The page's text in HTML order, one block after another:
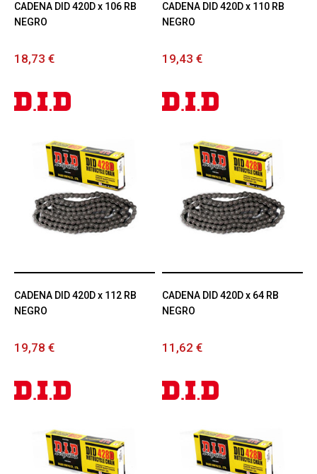
CADENA DID 420D x 106 RB
NEGRO
18,73 €
CADENA DID 420D x 110 RB
NEGRO
19,43 €
CADENA DID 420D x 112 RB
NEGRO
19,78 €
CADENA DID 420D x 64 RB
NEGRO
11,62 €